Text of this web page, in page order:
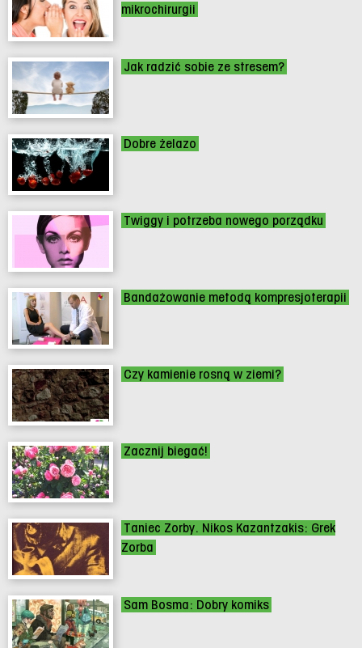
mikrochirurgii
Jak radzić sobie ze stresem?
Dobre żelazo
Twiggy i potrzeba nowego porządku
Bandażowanie metodą kompresjoterapii
Czy kamienie rosną w ziemi?
Zacznij biegać!
Taniec Zorby. Nikos Kazantzakis: Grek
Zorba
Sam Bosma: Dobry komiks